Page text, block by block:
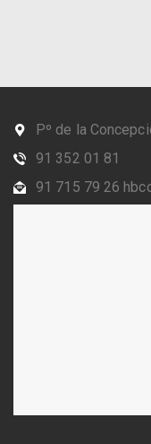
Pº de la
91 352 01 81
91 715 79 26